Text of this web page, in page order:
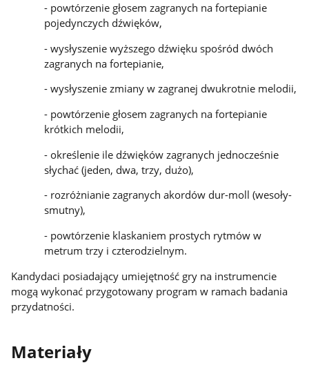
- powtórzenie głosem zagranych na fortepianie
pojedynczych dźwięków,
- wysłyszenie wyższego dźwięku spośród dwóch
zagranych na fortepianie,
- wysłyszenie zmiany w zagranej dwukrotnie melodii,
- powtórzenie głosem zagranych na fortepianie
krótkich melodii,
- określenie ile dźwięków zagranych jednocześnie
słychać (jeden, dwa, trzy, dużo),
- rozróżnianie zagranych akordów dur-moll (wesoły-
smutny),
- powtórzenie klaskaniem prostych rytmów w
metrum trzy i czterodzielnym.
Kandydaci posiadający umiejętność gry na instrumencie
mogą wykonać przygotowany program w ramach badania
przydatności.
Materiały